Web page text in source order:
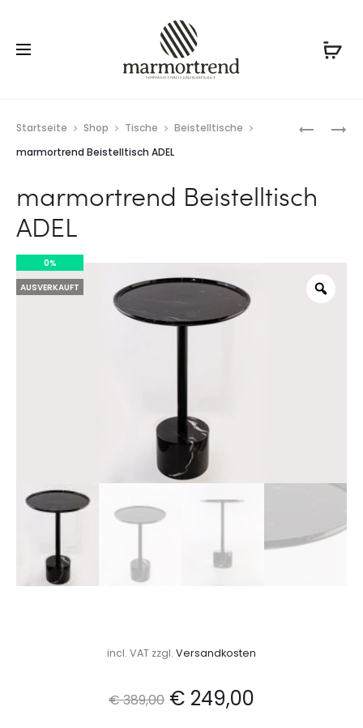
SET
Startseite Shop Tische
Beistelltische
marmortrend Beistelltisch ADEL
0%
AUSVERKAUFT
marmortrend Beistelltisch
ADEL
incl. VAT zzgl. Versandkosten
€389,00 Ursprünglicher
€ 249,00